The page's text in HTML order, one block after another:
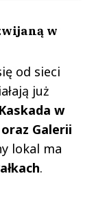
w
od sieci
już
Kaskada w
oraz Galerii
lokal ma
.